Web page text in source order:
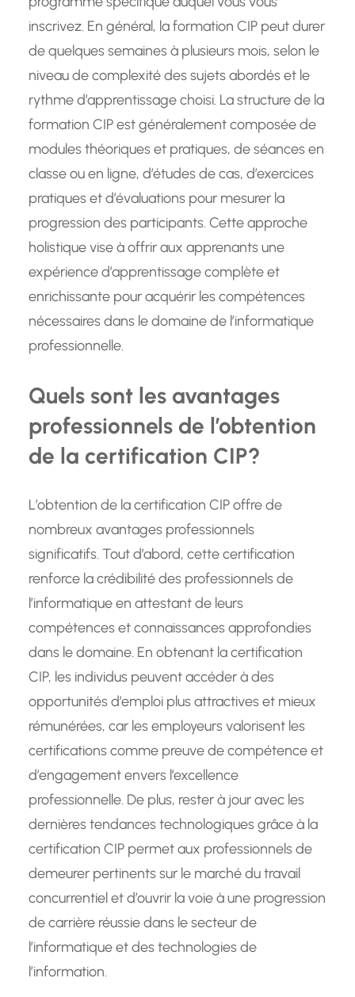
inscrivez. En général, la formation CIP peut durer
de quelques semaines à plusieurs mois, selon le
niveau de complexité des sujets abordés et le
rythme d’apprentissage choisi. La structure de la
formation CIP est généralement composée de
modules théoriques et pratiques, de séances en
classe ou en ligne, d’études de cas, d’exercices
pratiques et d’évaluations pour mesurer la
progression des participants. Cette approche
holistique vise à offrir aux apprenants une
expérience d’apprentissage complète et
enrichissante pour acquérir les compétences
nécessaires dans le domaine de l’informatique
professionnelle.
Quels sont les avantages
professionnels de l’obtention
de la certification CIP?
L’obtention de la certification CIP offre de
nombreux avantages professionnels
significatifs. Tout d’abord, cette certification
renforce la crédibilité des professionnels de
l’informatique en attestant de leurs
compétences et connaissances approfondies
dans le domaine. En obtenant la certification
CIP, les individus peuvent accéder à des
opportunités d’emploi plus attractives et mieux
rémunérées, car les employeurs valorisent les
certifications comme preuve de compétence et
d’engagement envers l’excellence
professionnelle. De plus, rester à jour avec les
dernières tendances technologiques grâce à la
certification CIP permet aux professionnels de
demeurer pertinents sur le marché du travail
concurrentiel et d’ouvrir la voie à une progression
de carrière réussie dans le secteur de
l’informatique et des technologies de
l’information.